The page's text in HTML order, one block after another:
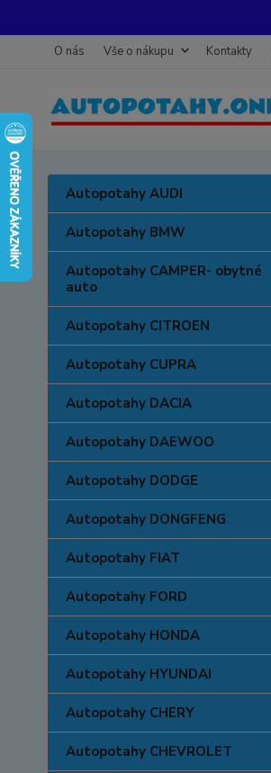
O nás Vše o nákupu Kontakty
Autopotahy AUDI
Autopotahy BMW
Autopotahy CAMPER- obytné
auto
Autopotahy CITROEN
Autopotahy CUPRA
Autopotahy DACIA
Autopotahy DAEWOO
Autopotahy DODGE
Autopotahy DONGFENG
Autopotahy FIAT
Autopotahy FORD
Autopotahy HONDA
Autopotahy HYUNDAI
Autopotahy CHERY
Autopotahy CHEVROLET